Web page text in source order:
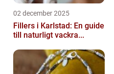
02 december 2025
Fillers i Karlstad: En guide
till naturligt vackra...